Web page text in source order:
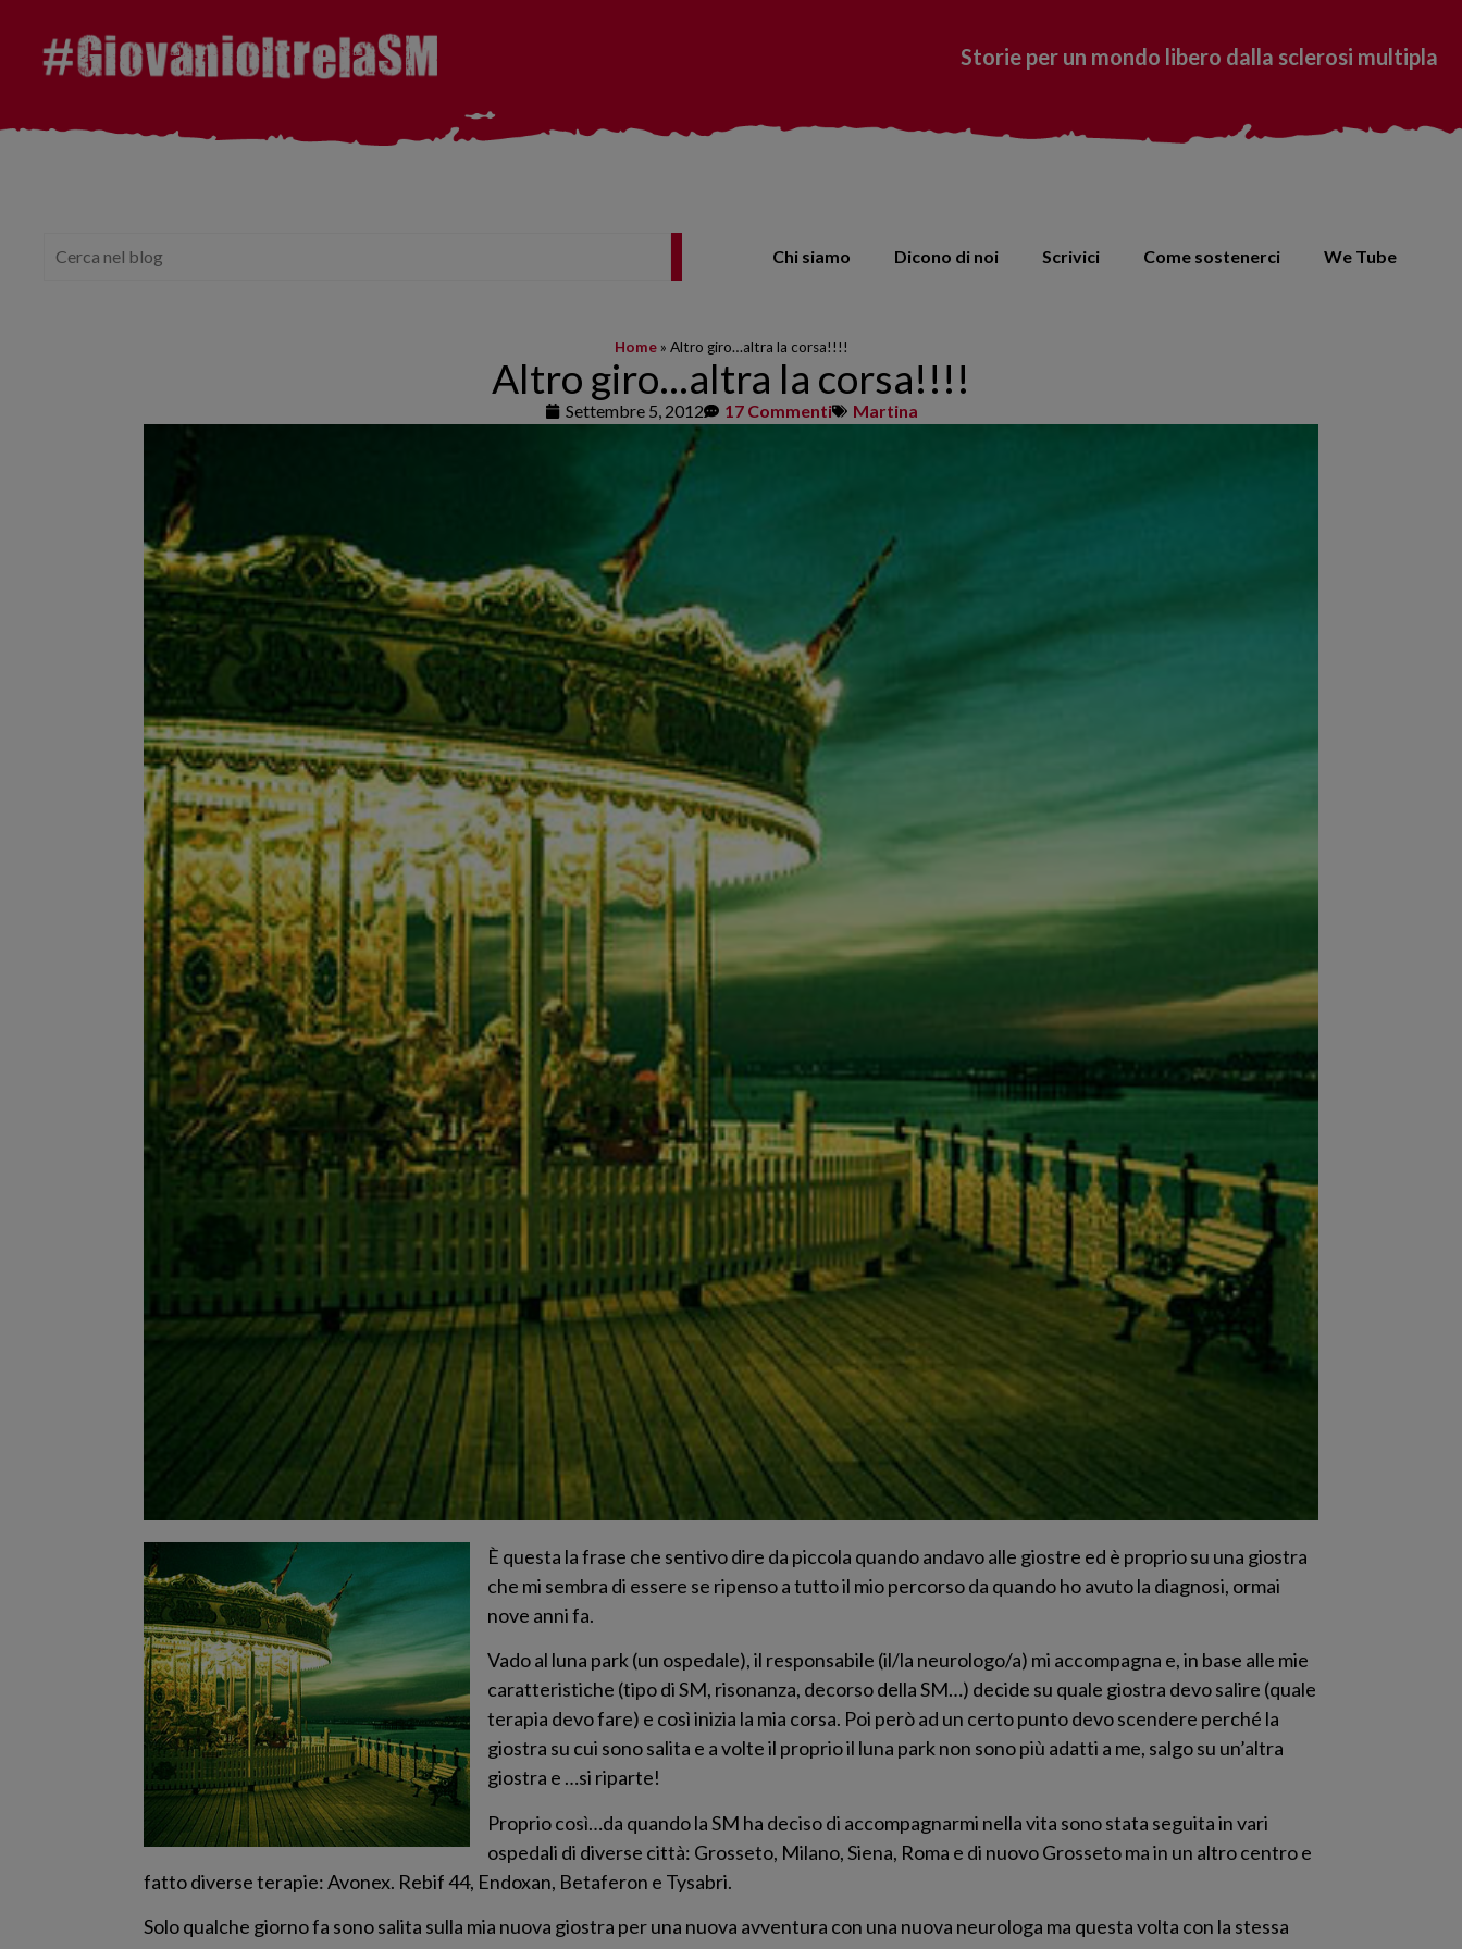
Storie per un mondo libero dalla sclerosi multipla
Chi siamo Dicono di noi Scrivici Come sostenerci We Tube
Home» Altro giro…altra la corsa!!!!
Altro giro…altra la corsa!!!!
Settembre 5, 2012 17 Commenti Martina
È questa la frase che sentivo dire da piccola quando andavo alle giostre ed è proprio su una giostra
che mi sembra di essere se ripenso a tutto il mio percorso da quando ho avuto la diagnosi, ormai
nove anni fa.
Vado al luna park (un ospedale), il responsabile (il/la neurologo/a) mi accompagna e, in base alle mie
caratteristiche (tipo di SM, risonanza, decorso della SM…) decide su quale giostra devo salire (quale
terapia devo fare) e così inizia la mia corsa. Poi però ad un certo punto devo scendere perché la
giostra su cui sono salita e a volte il proprio il luna park non sono più adatti a me, salgo su un’altra
giostra e …si riparte!
Proprio così…da quando la SM ha deciso di accompagnarmi nella vita sono stata seguita in vari
ospedali di diverse città: Grosseto, Milano, Siena, Roma e di nuovo Grosseto ma in un altro centro e
fatto diverse terapie: Avonex. Rebif 44, Endoxan, Betaferon e Tysabri.
Solo qualche giorno fa sono salita sulla mia nuova giostra per una nuova avventura con una nuova neurologa ma questa volta con la stessa